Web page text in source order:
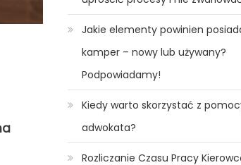
Jakie elementy powinien
kamper – nowy lub używany?
Podpowiadamy!
Kiedy warto skorzystać z
adwokata?
Rozliczanie Czasu Pracy